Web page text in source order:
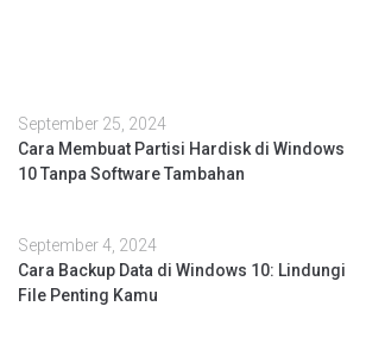
September 25, 2024
Cara Membuat Partisi Hardisk di Windows
10 Tanpa Software Tambahan
September 4, 2024
Cara Backup Data di Windows 10: Lindungi
File Penting Kamu